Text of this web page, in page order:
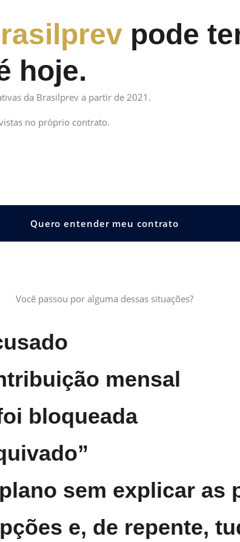
pode
hoje.
da Brasilprev a partir de 2021.
no próprio contrato.
Quero entender meu contrato
Você passou por alguma dessas situações?
mensal
bloqueada
sem explicar as
e, de repente,